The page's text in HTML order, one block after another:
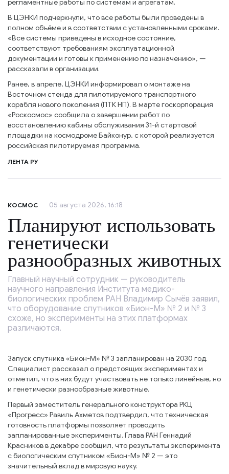
регламентные работы по системам и агрегатам.
В ЦЭНКИ подчеркнули, что все работы были проведены в
полном объёме и в соответствии с установленными сроками.
«Все системы приведены в исходное состояние,
соответствуют требованиям эксплуатационной
документации и готовы к применению по назначению», —
рассказали в организации.
Ранее, в апреле, ЦЭНКИ информировал о монтаже на
Восточном стенда для пилотируемого транспортного
корабля нового поколения (ПТК НП). В марте госкорпорация
«Роскосмос» сообщила о завершении работ по
восстановлению кабины обслуживания 31-й стартовой
площадки на космодроме Байконур, с которой реализуется
российская пилотируемая программа.
ЛЕНТА РУ
КОСМОС 05 августа 2026, 16:18
Планируют использовать
генетически
разнообразных животных
Главный научный сотрудник — руководитель
научного направления Института медико-
биологических проблем РАН Владимир Сычёв заявил,
что оборудование спутников «Бион-М» № 2 и № 3
схоже, но эксперименты на этих платформах
различаются.
Запуск спутника «Бион-М» № 3 запланирован на 2030 год.
Специалист рассказал о предстоящих экспериментах и
отметил, что в них будут участвовать не только линейные, но
и генетически разнообразные животные.
Первый заместитель генерального конструктора РКЦ
«Прогресс» Равиль Ахметов подтвердил, что техническая
готовность платформы позволяет проводить
запланированные эксперименты. Глава РАН Геннадий
Красников в декабре сообщил, что результаты эксперимента
с биологическим спутником «Бион-М» № 2 — это
значительный вклад в мировую науку.